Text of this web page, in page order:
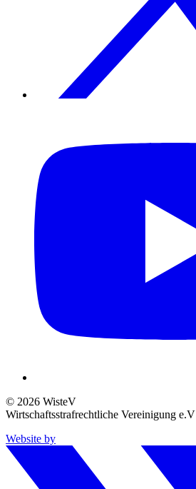
© 2026 WisteV
Wirtschaftsstrafrechtliche Vereinigung e.V
Website by